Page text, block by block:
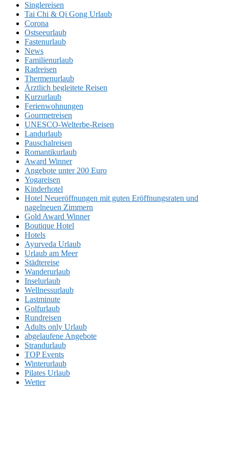
Singlereisen
Tai Chi & Qi Gong Urlaub
Corona
Ostseeurlaub
Fastenurlaub
News
Familienurlaub
Radreisen
Thermenurlaub
Ärztlich begleitete Reisen
Kurzurlaub
Ferienwohnungen
Gourmetreisen
UNESCO-Welterbe-Reisen
Landurlaub
Pauschalreisen
Romantikurlaub
Award Winner
Angebote unter 200 Euro
Yogareisen
Kinderhotel
Hotel Neueröffnungen mit guten Eröffnungsraten und
nagelneuen Zimmern
Gold Award Winner
Boutique Hotel
Hotels
Ayurveda Urlaub
Urlaub am Meer
Städtereise
Wanderurlaub
Inselurlaub
Wellnessurlaub
Lastminute
Golfurlaub
Rundreisen
Adults only Urlaub
abgelaufene Angebote
Strandurlaub
TOP Events
Winterurlaub
Pilates Urlaub
Wetter